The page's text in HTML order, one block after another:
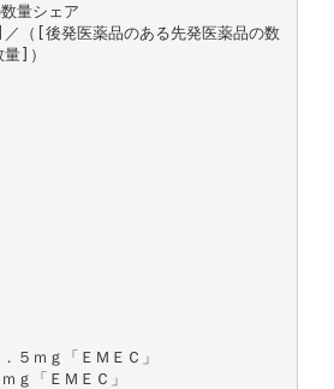
量シェア
（[後発医薬品のある先発医薬品の数
]）
５ｍｇ「ＥＭＥＣ」
ｇ「ＥＭＥＣ」